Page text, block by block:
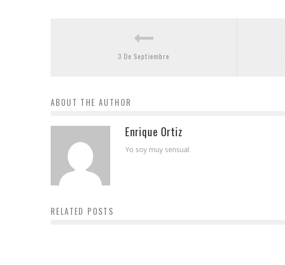
3 De Septiembre
ABOUT THE AUTHOR
Enrique Ortiz
Yo soy muy sensual.
RELATED POSTS